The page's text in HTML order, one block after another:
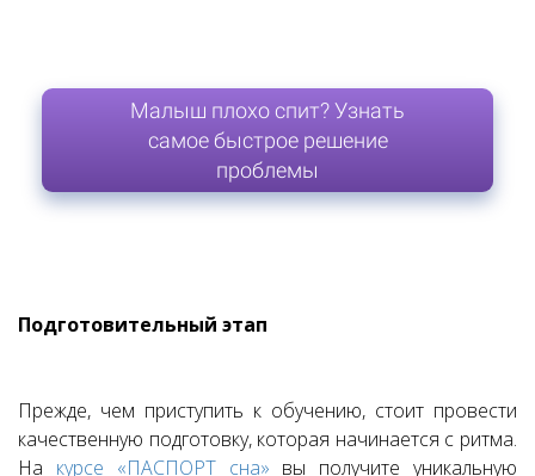
Малыш плохо спит? Узнать
самое быстрое решение
проблемы
Подготовительный этап
Прежде, чем приступить к обучению, стоит провести
качественную подготовку, которая начинается с ритма.
На курсе «ПАСПОРТ сна» вы получите уникальную